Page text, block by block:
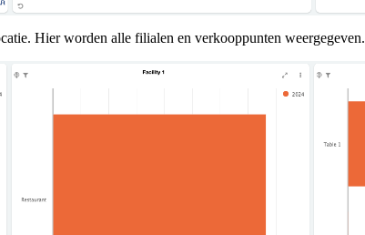
Hier worden alle filialen en verkooppunten weergegeven.